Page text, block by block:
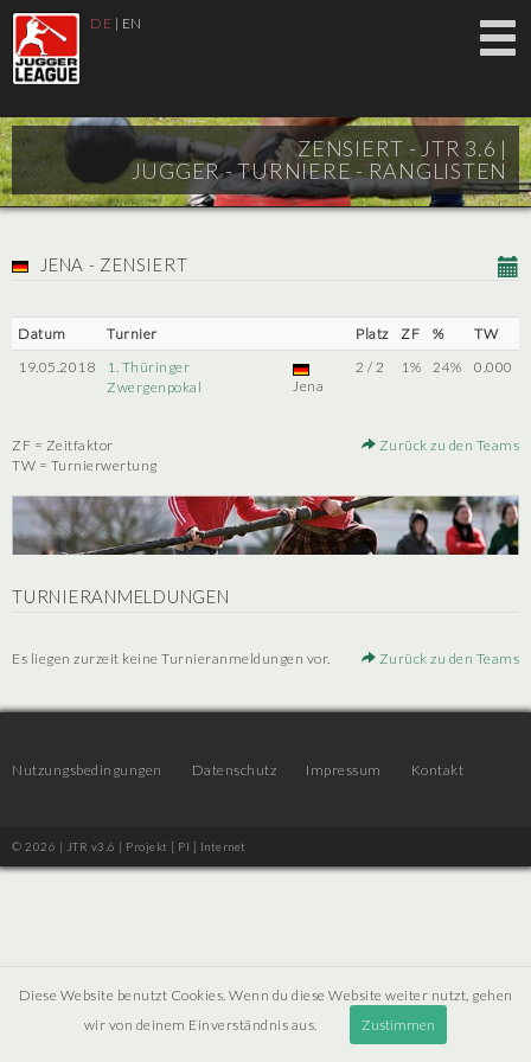
DE | EN
ZENSIERT - JTR 3.6 |
JUGGER - TURNIERE - RANGLISTEN
JENA - ZENSIERT
Datum Turnier Platz ZF %
TW
19.05.2018
1. Thüringer
Zwergenpokal
Jena
2 / 2 1% 24% 0.000
ZF = Zeitfaktor
TW = Turnierwertung
Zurück zu den Teams
TURNIERANMELDUNGEN
Es liegen zurzeit keine Turnieranmeldungen vor. Zurück zu den Teams
Nutzungsbedingungen Datenschutz Impressum Kontakt
© 2026 | JTR v3.6 | Projekt [ PI ] Internet
Diese Website benutzt Cookies. Wenn du diese Website weiter nutzt, gehen
wir von deinem Einverständnis aus.
Zustimmen